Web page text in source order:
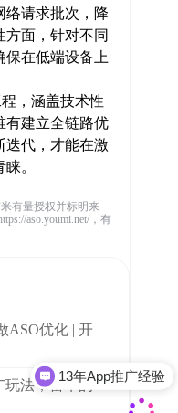
络请求批次，降
方面，针对不同
保在低端设备上
，涵盖技术性
有建立全链路优
迭代，才能在激
。
有量授权并标明来
aso.youmi.net/，有
ASO优化 | 开
法，雷军的
13年App推广经验